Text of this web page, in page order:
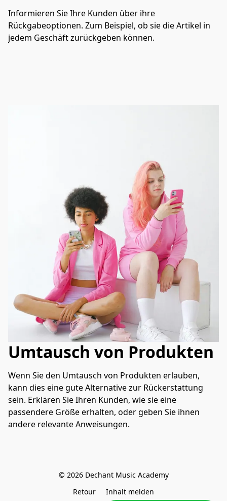
Informieren Sie Ihre Kunden über ihre
Rückgabeoptionen. Zum Beispiel, ob sie die Artikel in
jedem Geschäft zurückgeben können.
Umtausch von Produkten
Wenn Sie den Umtausch von Produkten erlauben,
kann dies eine gute Alternative zur Rückerstattung
sein. Erklären Sie Ihren Kunden, wie sie eine
passendere Größe erhalten, oder geben Sie ihnen
andere relevante Anweisungen.
© 2026 Dechant Music Academy
Retour
Inhalt melden